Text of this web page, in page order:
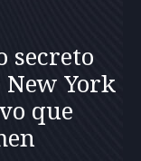
secreto
New York
que